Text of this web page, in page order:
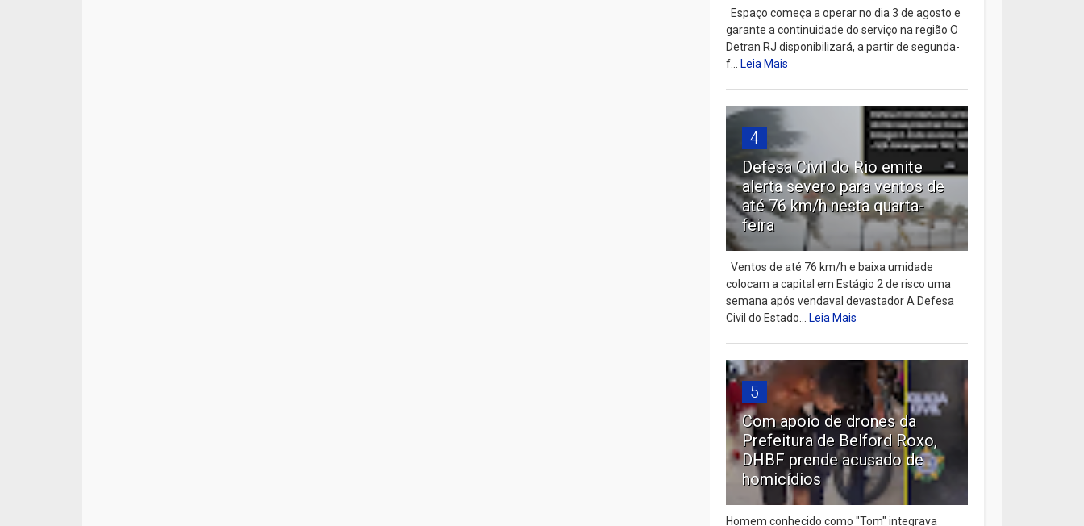
Espaço começa a operar no dia 3 de agosto e
garante a continuidade do serviço na região O
Detran RJ disponibilizará, a partir de segunda-
f...Leia Mais
4
Defesa Civil do Rio emite
alerta severo para ventos de
até 76 km/h nesta quarta-
feira
Ventos de até 76 km/h e baixa umidade
colocam a capital em Estágio 2 de risco uma
semana após vendaval devastador A Defesa
Civil do Estado...Leia Mais
5
Com apoio de drones da
Prefeitura de Belford Roxo,
DHBF prende acusado de
homicídios
Homem conhecido como "Tom" integrava